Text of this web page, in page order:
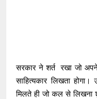
सरकार ने शर्त रखा जो
साहित्यकार लिखता
मिलते ही जो कल से लिखना